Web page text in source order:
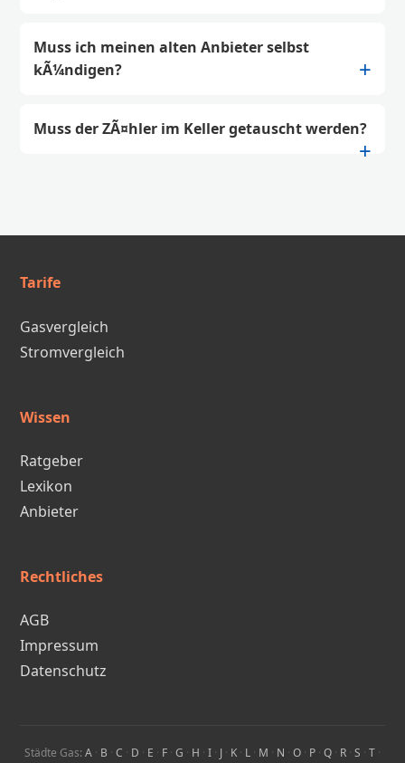
Muss ich meinen alten Anbieter selbst
kÃ¼ndigen?
Muss der ZÃ¤hler im Keller getauscht werden?
Tarife
Gasvergleich
Stromvergleich
Wissen
Ratgeber
Lexikon
Anbieter
Rechtliches
AGB
Impressum
Datenschutz
Städte Gas: A · B · C · D · E · F · G · H · I · J · K · L · M · N · O · P · Q · R · S · T ·